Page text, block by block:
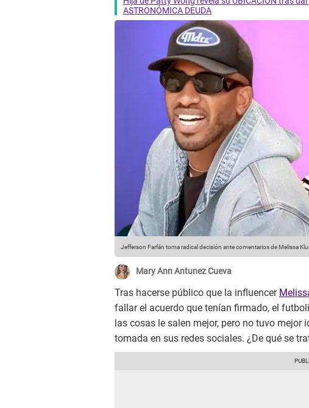
ASTRONÓMICA DEUDA
Jefferson Farfán toma radical decisión ante comentarios de Melissa
Mary Ann Antunez Cueva
Tras hacerse público que la influencer
fallar el acuerdo que tenían firmado, el
las cosas le salen mejor, pero no tuvo mejor
tomada en sus redes sociales. ¿De qué se